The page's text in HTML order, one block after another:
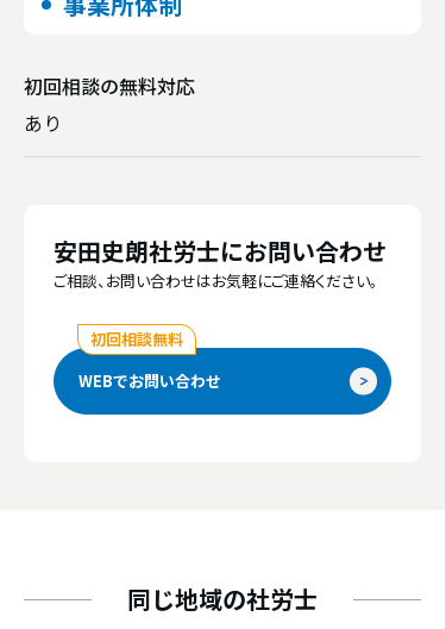
事務所のウェブサイト
http://www.yasuda-sr.com
得意分野
人事・賃金制度構築、労働保険・社会保険手
続、助成金、労務相談、年金相談、老齢年
人材派遣業、医療、介護福祉業、卸売業、小
初回相談の無料対応
あり
安田史朗社労士にお問い合わせ
ご相談、お問い合わせはお気軽にご連絡ください。
初回相談無料
WEBでお問い合わせ
同じ地域の社労士